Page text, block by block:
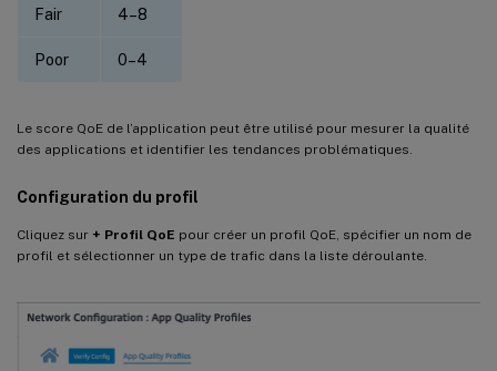
Fair 4–8
Poor 0–4
Le score QoE de l’application peut être utilisé pour mesurer la qualité
des applications et identifier les tendances problématiques.
Configuration du profil
Cliquez sur + Profil QoE pour créer un profil QoE, spécifier un nom de
profil et sélectionner un type de trafic dans la liste déroulante.